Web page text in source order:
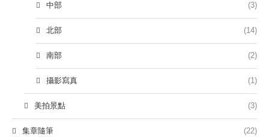
中部 (3)
北部 (14)
南部 (2)
攝影寫真 (1)
美拍景點 (3)
集章隨筆 (22)